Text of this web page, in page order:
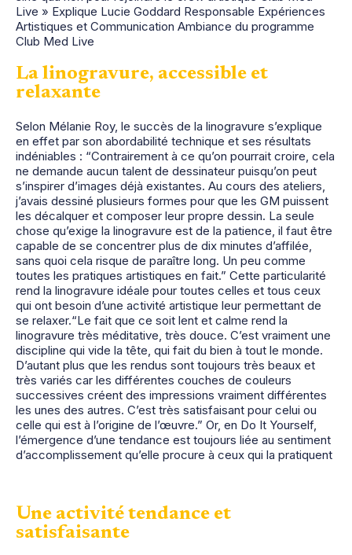
Live » Explique Lucie Goddard Responsable Expériences
Artistiques et Communication Ambiance du programme
Club Med Live
La linogravure, accessible et
relaxante
Selon Mélanie Roy, le succès de la linogravure s’explique
en effet par son abordabilité technique et ses résultats
indéniables : “Contrairement à ce qu’on pourrait croire, cela
ne demande aucun talent de dessinateur puisqu’on peut
s’inspirer d’images déjà existantes. Au cours des ateliers,
j’avais dessiné plusieurs formes pour que les GM puissent
les décalquer et composer leur propre dessin. La seule
chose qu’exige la linogravure est de la patience, il faut être
capable de se concentrer plus de dix minutes d’affilée,
sans quoi cela risque de paraître long. Un peu comme
toutes les pratiques artistiques en fait.” Cette particularité
rend la linogravure idéale pour toutes celles et tous ceux
qui ont besoin d’une activité artistique leur permettant de
se relaxer.“Le fait que ce soit lent et calme rend la
linogravure très méditative, très douce. C’est vraiment une
discipline qui vide la tête, qui fait du bien à tout le monde.
D’autant plus que les rendus sont toujours très beaux et
très variés car les différentes couches de couleurs
successives créent des impressions vraiment différentes
les unes des autres. C’est très satisfaisant pour celui ou
celle qui est à l’origine de l’œuvre.” Or, en Do It Yourself,
l’émergence d’une tendance est toujours liée au sentiment
d’accomplissement qu’elle procure à ceux qui la pratiquent
Une activité tendance et
satisfaisante